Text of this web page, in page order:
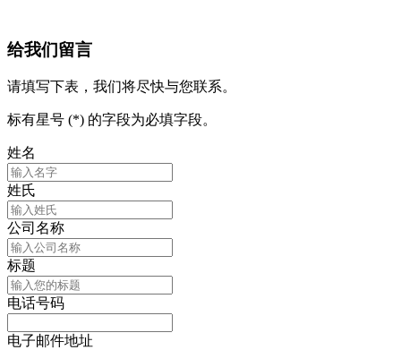
给我们留言
请填写下表，我们将尽快与您联系。
标有星号 (*) 的字段为必填字段。
姓名
姓氏
公司名称
标题
电话号码
电子邮件地址